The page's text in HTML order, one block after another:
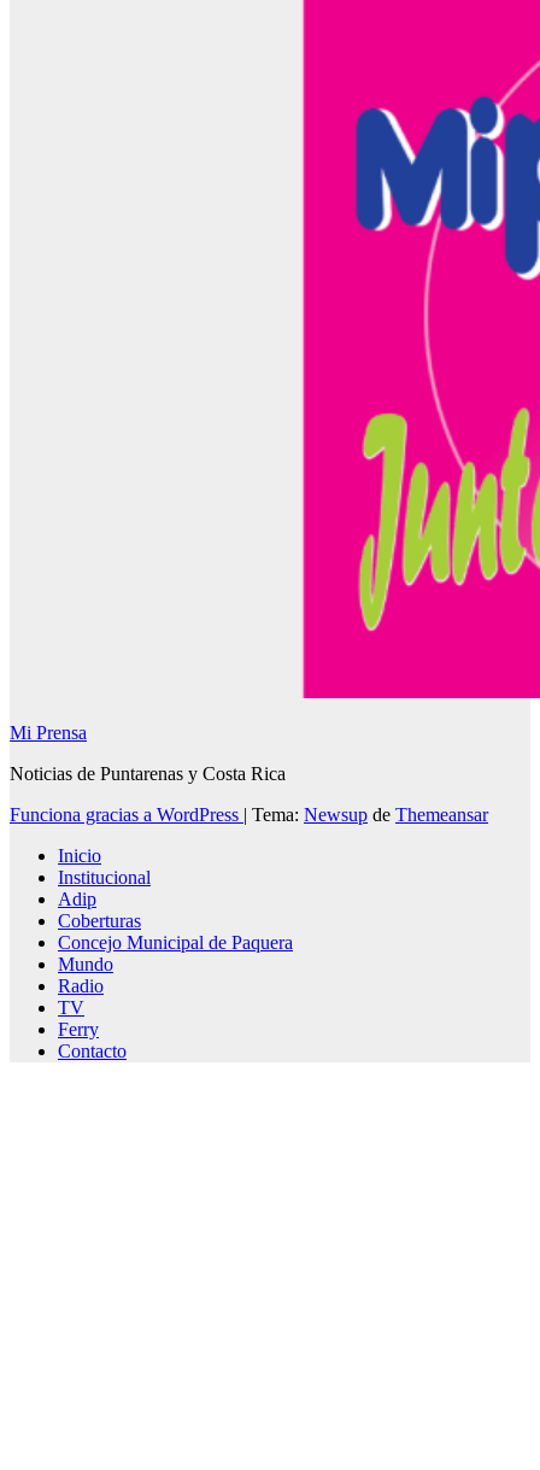
Mi Prensa
Noticias de Puntarenas y Costa Rica
Funciona gracias a WordPress | Tema: Newsup de Themeansar
Inicio
Institucional
Adip
Coberturas
Concejo Municipal de Paquera
Mundo
Radio
TV
Ferry
Contacto